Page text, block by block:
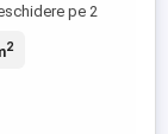
pe 2
2